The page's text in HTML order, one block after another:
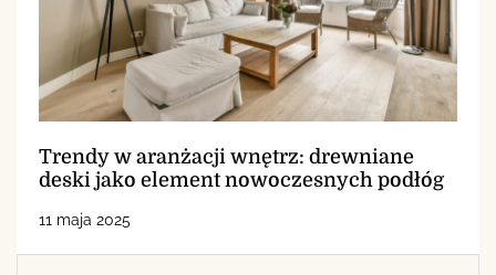
Trendy w aranżacji wnętrz: drewniane
deski jako element nowoczesnych podłóg
11 maja 2025